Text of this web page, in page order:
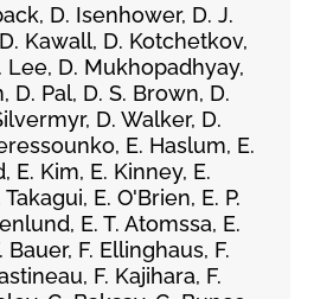
D. Isenhower, D. J.
Kawall, D. Kotchetkov,
Lee, D. Mukhopadhyay,
D. Pal, D. S. Brown, D.
D. Walker, D.
E. Haslum, E.
E. Kim, E. Kinney, E.
E. O'Brien, E. P.
E. T. Atomssa, E.
Bauer, F. Ellinghaus, F.
F. Kajihara, F.